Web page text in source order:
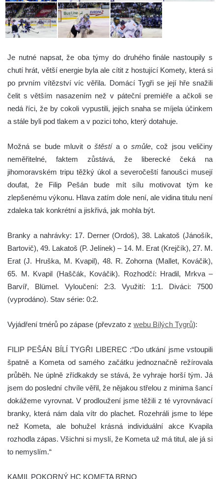
Je nutné napsat, že oba týmy do druhého finále nastoupily s
chutí hrát, větší energie byla ale cítit z hostující Komety, která si
po prvním vítězství víc věřila. Domácí Tygři se její hře snažili
čelit s větším nasazením než v páteční premiéře a ačkoli se
nedá říci, že by cokoli vypustili, jejich snaha se míjela účinkem
a stále byli pod tlakem a v pozici toho, který dotahuje.
Možná se bude mluvit oštěstía o smůle, což jsou veličiny
neměřitelné, faktem zůstává, že liberecké čeká na
jihomoravském tripu těžký úkol a severočeští fanoušci musejí
doufat, že Filip Pešán bude mít sílu motivovat tým ke
zlepšenému výkonu. Hlava zatím dole není, ale vidina titulu není
zdaleka tak konkrétní a jiskřivá, jak mohla být.
Branky a nahrávky: 17. Derner (Ordoš), 38. Lakatoš (Jánošík,
Bartovič), 49. Lakatoš (P. Jelínek) – 14. M. Erat (Krejčík), 27. M.
Erat (J. Hruška, M. Kvapil), 48. R. Zohorna (Mallet, Kováčik),
65. M. Kvapil (Haščák, Kováčik). Rozhodčí: Hradil, Mrkva –
Barvíř, Blümel. Vyloučení: 2:3. Využití: 1:1. Diváci: 7500
(vyprodáno). Stav série: 0:2.
Vyjádření trnérů po zápase (převzato z webu Bílých Tygrů):
FILIP PEŠÁN BÍLÍ TYGŘI LIBEREC :“Do utkání jsme vstoupili
špatně a Kometa od samého začátku jednoznačně režírovala
průběh. Ne úplně zřídkakdy se stává, že vyhraje horší tým. Já
jsem do poslední chvíle věřil, že nějakou střelou z minima šancí
dokážeme vyrovnat. V prodloužení jsme těžili z té vyrovnávací
branky, která nám dala vítr do plachet. Rozehráli jsme to lépe
než Kometa, ale bohužel krásná individuální akce Kvapila
rozhodla zápas. Všichni si myslí, že Kometa už má titul, ale já si
to nemyslím.“
KAMIL POKORNÝ HC KOMETA BRNO